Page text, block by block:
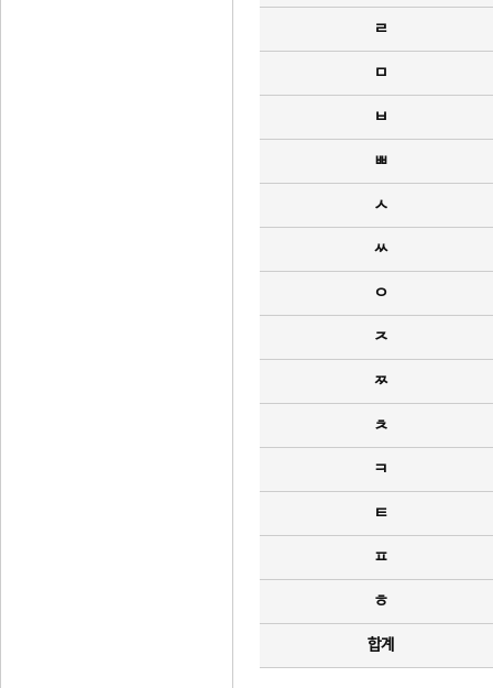
ㄹ
ㅁ
ㅂ
ㅃ
ㅅ
ㅆ
ㅇ
ㅈ
ㅉ
ㅊ
ㅋ
ㅌ
ㅍ
ㅎ
합계